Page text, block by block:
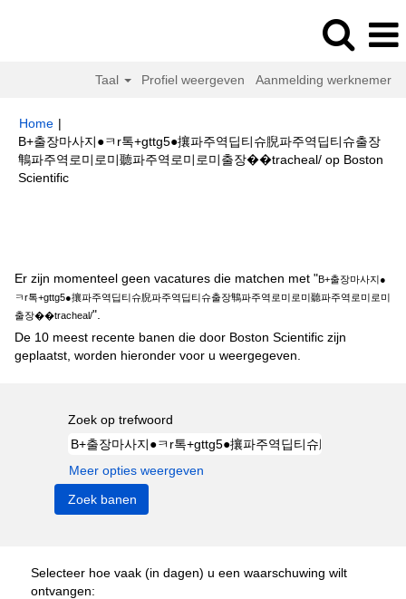
Taal Profiel weergeven Aanmelding werknemer
Home |
B+출장마사지●ㅋr톡+gttg5●攘파주역딥티슈腉파주역딥티슈출장
鶽파주역로미로미聽파주역로미로미출장��tracheal/ op Boston
Scientific(huidige
Er zijn momenteel geen vacatures die matchen met "B+출장마사지●
ㅋr톡+gttg5●攘파주역딥티슈腉파주역딥티슈출장鶽파주역로미로미聽파주역로미로미
출장��tracheal/".
De 10 meest recente banen die door Boston Scientific zijn
geplaatst, worden hieronder voor u weergegeven.
Zoek op trefwoord
Meer opties weergeven
Selecteer hoe vaak (in dagen) u een waarschuwing wilt
ontvangen: